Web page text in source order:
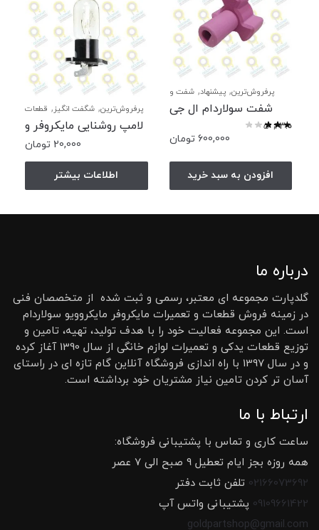
پرفروش‌ترین,پیشنهاد,شفت و
کوپلینگ
شگفت انگیز ,
سولاردام, قطعات ماکروفر ال جی
شفت سولاردام ال جی
3.00از 5
600,000 تومان
افزودن به سبد خرید
پرفروش‌ترین, شگفت انگیز, قطعات
, قطعات ماکروفر ال جی
لامپ روشنایی
لامپ روشنایی مایکروفر و
سولاردام ال جی
20,000 تومان
اطلاعات بیشتر
درباره ما
گلدپارت مجموعه ای معتبر، رسمی و ثبت شده از متخصصان فنی
در زمینه فروش قطعات و تعمیرات مایکروفر مایکروویو سولاردام
است. این مجموعه فعالیت خود را با هدف تولید، تهیه، تامین و
توزیع قطعات یدکی و تعمیرات لوازم خانگی از سال 1390 آغاز کرده
و در سال 1397 با راه اندازی فروشگاه آنلاین گام تازه ای در راستای
آسان تر کردن تامین نیاز مشتریان خود برداشته است.
ارتباط با ما
ساعت کاری و تماس با پشتیبانی فروشگاه:
همه روزه بجز ایام تعطیل 9 صبح الی 7 عصر
02166073692 تلفن ثابت دفتر
09109661422 پشتیبانی واتس آپ
goldpartshop@gmail.com